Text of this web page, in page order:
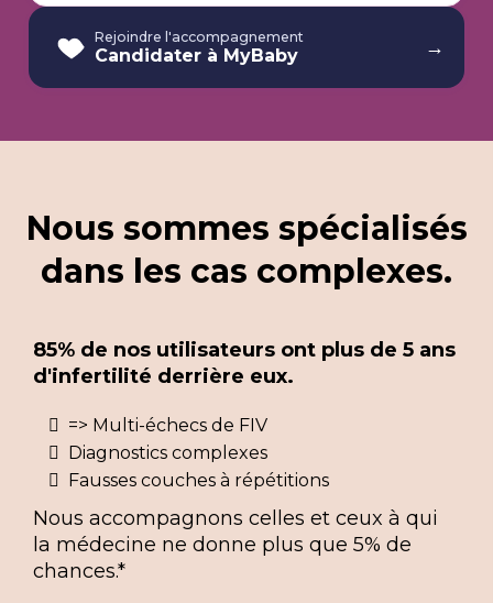
Rejoindre l'accompagnement
Candidater à MyBaby →
Nous sommes spécialisés
dans les cas complexes.
85% de nos utilisateurs ont plus de 5 ans
d'infertilité derrière eux.
=> Multi-échecs de FIV
Diagnostics complexes
Fausses couches à répétitions
Nous accompagnons celles et ceux à qui
la médecine ne donne plus que 5% de
chances.*